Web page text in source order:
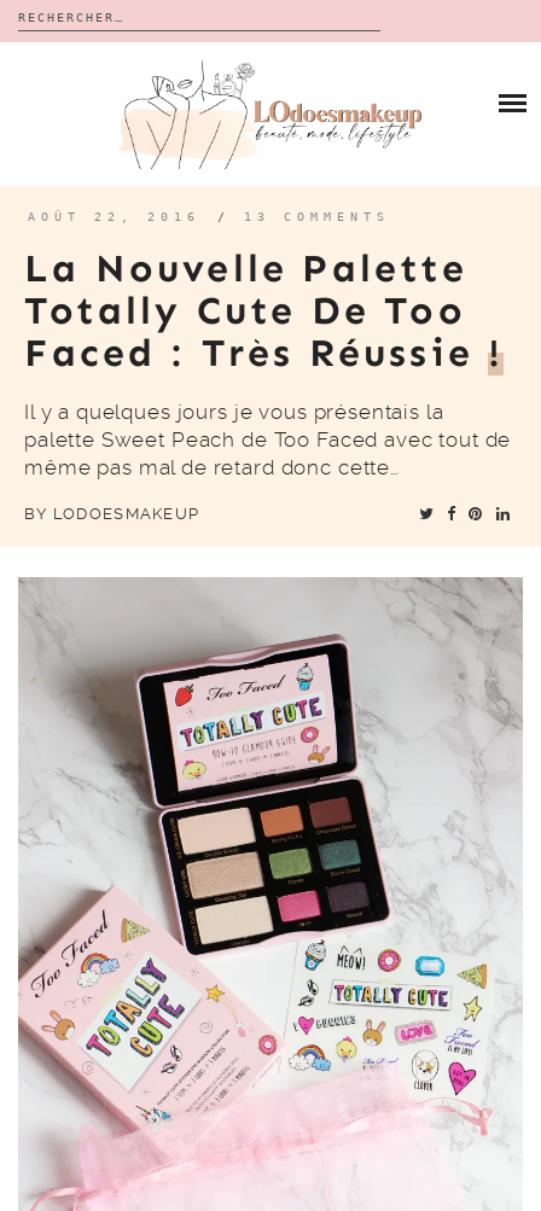
Rechercher :
CALENDRIERS DE L’AVENT
BON PLAN
À PROPOS
MES VIDÉOS
CONTACT
AOÛT 22, 2016 / 13 COMMENTS
La Nouvelle Palette
Totally Cute De Too
Faced : Très Réussie!
Il y a quelques jours je vous présentais la
palette Sweet Peach de Too Faced avec tout de
même pas mal de retard donc cette…
BY LODOESMAKEUP